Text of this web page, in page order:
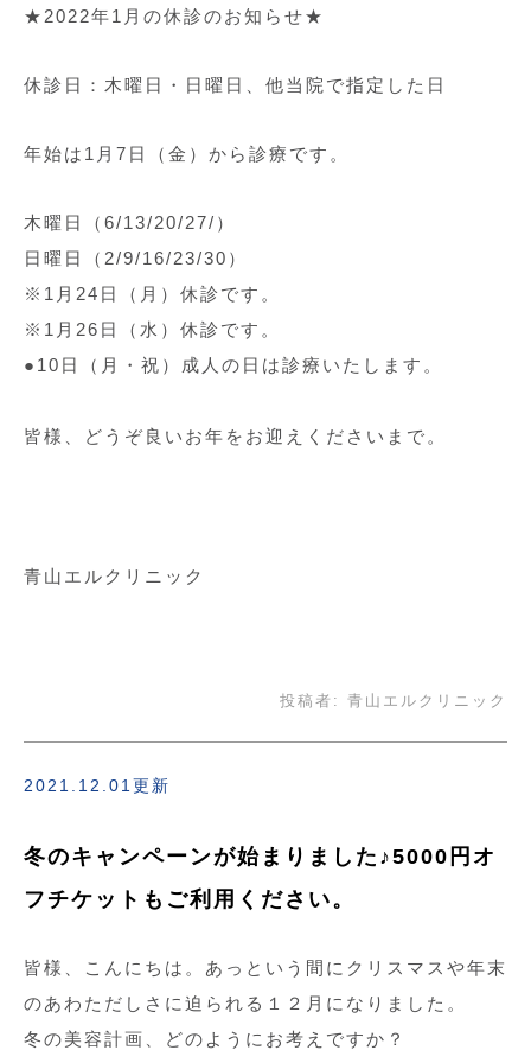
★2022年1月の休診のお知らせ★
休診日：木曜日・日曜日、他当院で指定した日
年始は1月7日（金）から診療です。
木曜日（6/13/20/27/）
日曜日（2/9/16/23/30）
※1月24日（月）休診です。
※1月26日（水）休診です。
●10日（月・祝）成人の日は診療いたします。
皆様、どうぞ良いお年をお迎えくださいまで。
青山エルクリニック
投稿者: 青山エルクリニック
2021.12.01更新
冬のキャンペーンが始まりました♪5000円オ
フチケットもご利用ください。
皆様、こんにちは。あっという間にクリスマスや年末
のあわただしさに迫られる１２月になりました。
冬の美容計画、どのようにお考えですか？